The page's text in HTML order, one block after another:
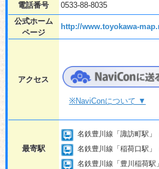
電話番号
0533-88-8035
公式ホーム
ページ
http://www.toyokawa-
アクセス
※NaviConについて ▼
最寄駅
名鉄豊川線「諏訪町駅」
名鉄豊川線「稲荷口駅」
名鉄豊川線「豊川稲荷駅